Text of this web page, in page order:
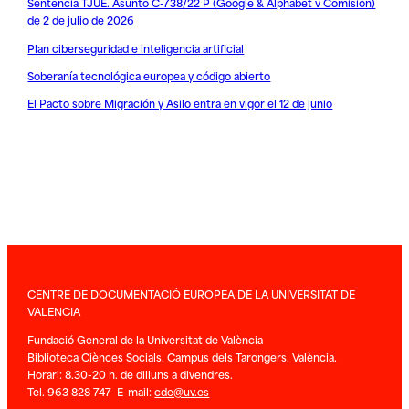
de 2 de julio de 2026
Plan ciberseguridad e inteligencia artificial
Soberanía tecnológica europea y código abierto
El Pacto sobre Migración y Asilo entra en vigor el 12 de junio
CENTRE DE DOCUMENTACIÓ EUROPEA DE LA UNIVERSITAT DE
VALENCIA
Fundació General de la Universitat de València
Biblioteca Ciènces Socials. Campus dels Tarongers. València.
Horari: 8.30-20 h. de dilluns a divendres.
Tel. 963 828 747 E-mail:cde@uv.es